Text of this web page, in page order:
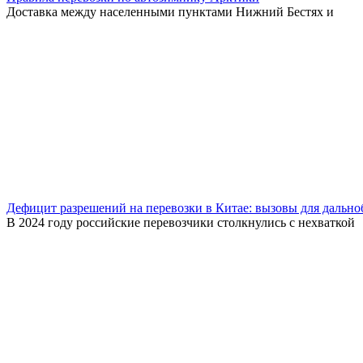
Доставка между населенными пунктами Нижний Бестях и
Дефицит разрешений на перевозки в Китае: вызовы для
В 2024 году российские перевозчики столкнулись с нехваткой